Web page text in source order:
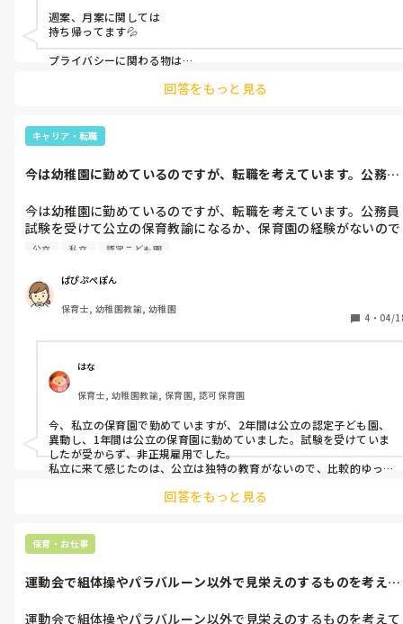
週案、月案に関しては
持ち帰ってます💦
プライバシーに関わる物は
と思いましたが、園によっては
定時に帰ることができるように
休憩時間潰して書類に明け暮れてます(笑)
回答をもっと見る
キャリア・転職
今は幼稚園に勤めているのですが、転職を考えています。公務員
今は幼稚園に勤めているのですが、転職を考えています。公務員
試験を受けて公立の保育教諭になるか、保育園の経験がないので
保育園に行こうかとも考えています。今まで私立の幼稚園しか勤
ません。違いや良いところ悪いところなど、少しでも情報があれ
公立 私立 認定こども園
ぱぴぷぺぽん
保育士, 幼稚園教諭, 幼稚園
4 ・ 04/
はな
保育士, 幼稚園教諭, 保育園, 認可保育園
今、私立の保育園で勤めていますが、2年間は公立の認定子ども園、
異動し、1年間は公立の保育園に勤めていました。試験を受けていま
したが受からず、非正規雇用でした。
私立に来て感じたのは、公立は独特の教育がないので、比較的ゆっ
り方の決まりは無いので先生の考えで進めることが出来ると思いま
域の低所得の方や片親の方も多く、結構やんちゃな子が多かったで
す😅
回答をもっと見る
保育・お仕事
運動会で組体操やパラバルーン以外で見栄えのするものを考えて
運動会で組体操やパラバルーン以外で見栄えのするものを考えて